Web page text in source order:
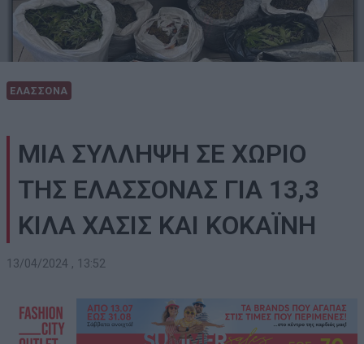
ΕΛΑΣΣΟΝΑ
ΜΙΑ ΣΥΛΛΗΨΗ ΣΕ ΧΩΡΙΟ
ΤΗΣ ΕΛΑΣΣΟΝΑΣ ΓΙΑ 13,3
ΚΙΛΑ ΧΑΣΙΣ ΚΑΙ ΚΟΚΑΪΝΗ
13/04/2024 , 13:52